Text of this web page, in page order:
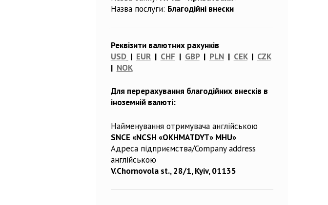
Назва послуги: Благодійні внески
Реквізити валютних рахунків
USD | EUR| CHF | GBP| PLN| CEK| CZK
| NOK
Для перерахування благодійних внесків в
іноземній валюті:
Найменування отримувача англійською
SNCE «NCSH «OKHMATDYT» MHU»
Адреса підприємства/Company address
англійською
V.Chornovola st., 28/1, Kyiv, 01135